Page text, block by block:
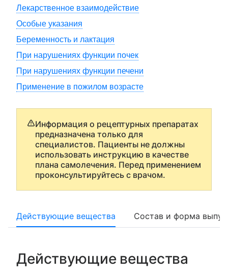
Лекарственное взаимодействие
Особые указания
Беременность и лактация
При нарушениях функции почек
При нарушениях функции печени
Применение в пожилом возрасте
Информация о рецептурных препаратах
предназначена только для
специалистов. Пациенты не должны
использовать инструкцию в качестве
плана самолечения. Перед применением
проконсультируйтесь с врачом.
Действующие вещества Состав и форма
Действующие вещества